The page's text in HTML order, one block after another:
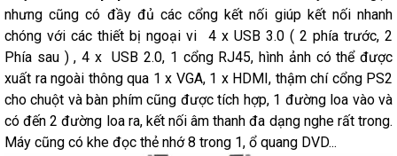
nhưng cũng có đầy đủ các cổng kết nối giúp kết nối nhanh
chóng với các thiết bị ngoại vi 4 x USB 3.0 ( 2 phía trước, 2
Phía sau ) , 4 x USB 2.0, 1 cổng RJ45, hình ảnh có thể được
xuất ra ngoài thông qua 1 x VGA, 1 x HDMI, thậm chí cổng PS2
cho chuột và bàn phím cũng được tích hợp, 1 đường loa vào và
có đến 2 đường loa ra, kết nối âm thanh đa dạng nghe rất trong.
Máy cũng có khe đọc thẻ nhớ 8 trong 1, ổ quang DVD...